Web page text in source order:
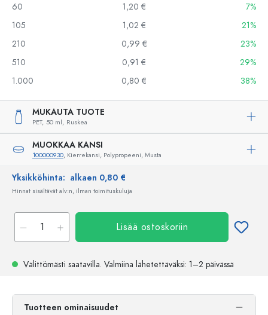
60
1,20 €
7%
105
1,02 €
21%
210
0,99 €
23%
510
0,91 €
29%
1.000
0,80 € 38%
MUKAUTA TUOTE
PET, 50 ml, Ruskea
MUOKKAA KANSI
100000930, Kierrekansi, Polypropeeni, Musta
Yksikköhinta: alkaen 0,80 €
Hinnat sisältävät alv:n, ilman toimituskuluja
Lisää ostoskoriin
Välittömästi saatavilla. Valmiina lähetettäväksi: 1–2 päivässä
Tuotteen ominaisuudet